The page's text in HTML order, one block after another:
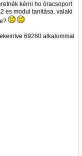
kérni ho óracsoport
es modul tanitása. valaki
69280 alkalommal